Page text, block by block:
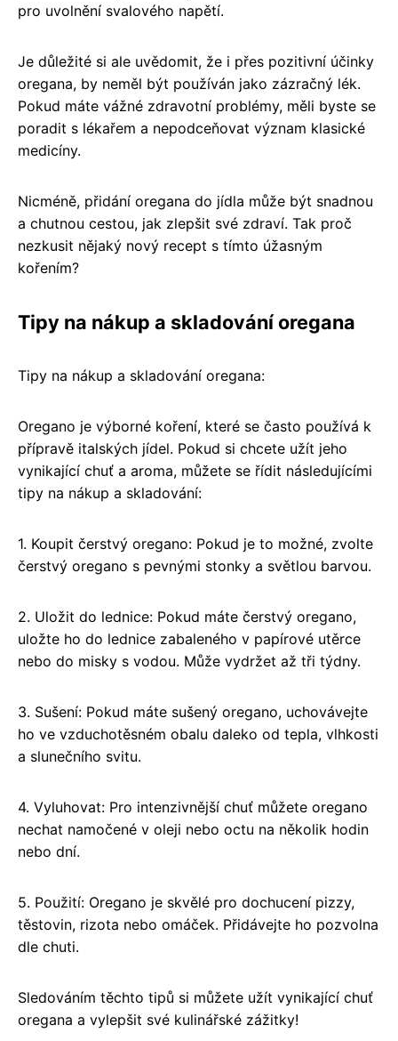
pro uvolnění svalového napětí.
Je důležité si ale uvědomit, že i přes pozitivní účinky
oregana, by neměl být používán jako zázračný lék.
Pokud máte vážné zdravotní problémy, měli byste se
poradit s lékařem a nepodceňovat význam klasické
medicíny.
Nicméně, přidání oregana do jídla může být snadnou
a chutnou cestou, jak zlepšit své zdraví. Tak proč
nezkusit nějaký nový recept s tímto úžasným
kořením?
Tipy na nákup a skladování oregana
Tipy na nákup a skladování oregana:
Oregano je výborné koření, které se často používá k
přípravě italských jídel. Pokud si chcete užít jeho
vynikající chuť a aroma, můžete se řídit následujícími
tipy na nákup a skladování:
1. Koupit čerstvý oregano: Pokud je to možné, zvolte
čerstvý oregano s pevnými stonky a světlou barvou.
2. Uložit do lednice: Pokud máte čerstvý oregano,
uložte ho do lednice zabaleného v papírové utěrce
nebo do misky s vodou. Může vydržet až tři týdny.
3. Sušení: Pokud máte sušený oregano, uchovávejte
ho ve vzduchotěsném obalu daleko od tepla, vlhkosti
a slunečního svitu.
4. Vyluhovat: Pro intenzivnější chuť můžete oregano
nechat namočené v oleji nebo octu na několik hodin
nebo dní.
5. Použití: Oregano je skvělé pro dochucení pizzy,
těstovin, rizota nebo omáček. Přidávejte ho pozvolna
dle chuti.
Sledováním těchto tipů si můžete užít vynikající chuť
oregana a vylepšit své kulinářské zážitky!